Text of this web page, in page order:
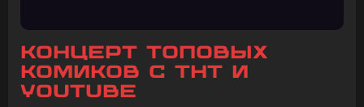
Концерт топовых
комиков с ТНТ и
Youtube